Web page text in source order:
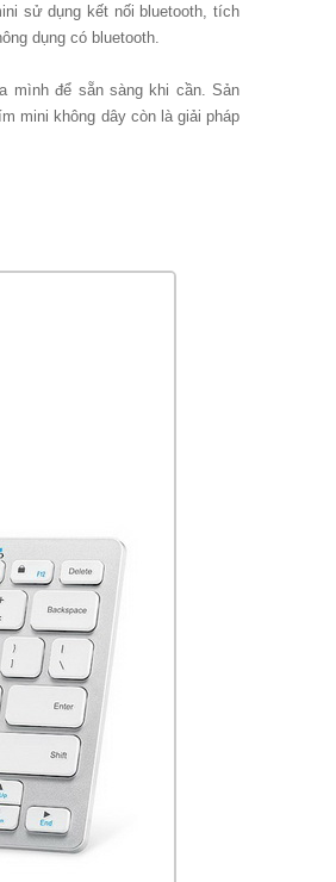
sử dụng kết nối bluetooth, tích
dụng có bluetooth.
mình để sẵn sàng khi cần. Sản
mini không dây còn là giải pháp